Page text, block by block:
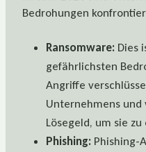
Bedrohungen
Ransomware: Dies
gefährlichsten
Angriffe
Unternehmens
Lösegeld, um sie
Phishing: Phishing-